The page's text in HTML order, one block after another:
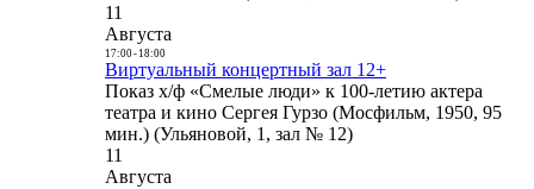
11
Августа
17:00- 18:00
Виртуальный концертный зал 12+
Показ х/ф «Смелые люди» к 100-летию актера
театра и кино Сергея Гурзо (Мосфильм, 1950, 95
мин.) (Ульяновой, 1, зал № 12)
11
Августа